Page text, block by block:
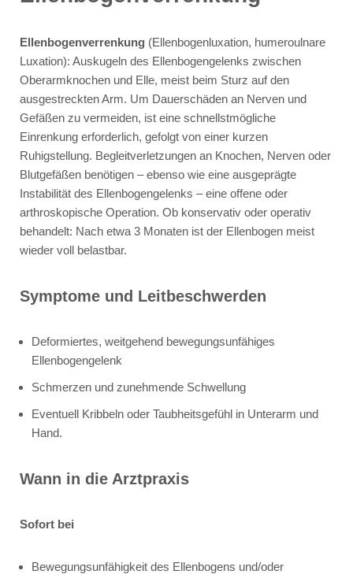
Ellenbogenverrenkung (Ellenbogenluxation, humeroulnare
Luxation): Auskugeln des Ellenbogengelenks zwischen
Oberarmknochen und Elle, meist beim Sturz auf den
ausgestreckten Arm. Um Dauerschäden an Nerven und
Gefäßen zu vermeiden, ist eine schnellstmögliche
Einrenkung erforderlich, gefolgt von einer kurzen
Ruhigstellung. Begleitverletzungen an Knochen, Nerven oder
Blutgefäßen benötigen – ebenso wie eine ausgeprägte
Instabilität des Ellenbogengelenks – eine offene oder
arthroskopische Operation. Ob konservativ oder operativ
behandelt: Nach etwa 3 Monaten ist der Ellenbogen meist
wieder voll belastbar.
Symptome und Leitbeschwerden
Deformiertes, weitgehend bewegungsunfähiges
Ellenbogengelenk
Schmerzen und zunehmende Schwellung
Eventuell Kribbeln oder Taubheitsgefühl in Unterarm und
Hand.
Wann in die Arztpraxis
Sofort bei
Bewegungsunfähigkeit des Ellenbogens und/oder